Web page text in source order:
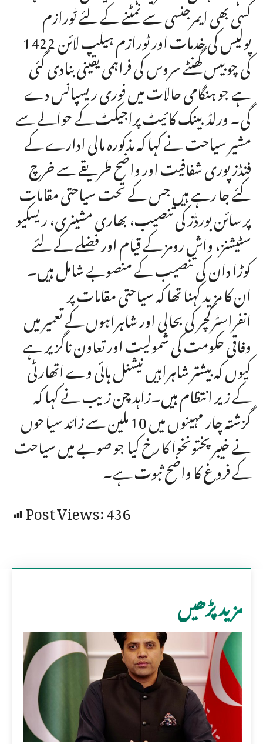
کسی بھی ایمرجنسی سے نمٹنے کے لئے ٹورازم
پولیس کی خدمات اور ٹورازم ہیلپ لائن 1422
کی چوبیس گھنٹے سروس کی فراہمی یقینی بنادی گئی
ہے جو ہنگامی حالات میں فوری ریسپانس دے
گی۔ ورلڈبینک کائیٹ پراجیکٹ کے حوالے سے
مشیر سیاحت نے کہا کہ مذکورہ مالی ادارے کے
فنڈز پوری شفافیت اور واضح طریقے سے خرچ
کئے جا رہے ہیں جس کے تحت سیاحتی مقامات
پر سائن بورڈز کی تنصیب، بھاری مشینری، ریسکیو
سٹیشنز، واش رومز کے قیام اور فضلے کے لئے
کوڑا دان کی تنصیب کے منصوبے شامل ہیں۔
ان کا مزید کہنا تھا کہ سیاحتی مقامات پر
انفراسٹرکچر کی بحالی اور شاہراہوں کے تعمیر میں
وفاقی حکومت کی شمولیت اور تعاون ناگزیر ہے
کیوں کہ بیشتر شاہراہیں نیشنل ہائی وے اتھارٹی
کے زیر انتظام ہیں۔زاہد چن زیب نے کہا کہ
گزشتہ چار مہینوں میں 10 ملین سے زائد سیاحوں
نے خیبرپختونخوا کا رخ کیا جو صوبے میں سیاحت
کے فروغ کا واضح ثبوت ہے۔
Post Views:436
مزید پڑھیں